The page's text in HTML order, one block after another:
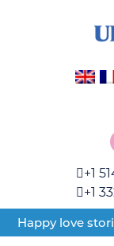
+1
+1
Happy love